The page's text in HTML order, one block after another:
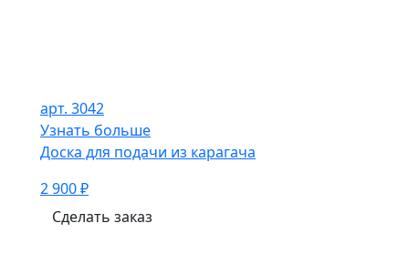
арт. 3042
Узнать больше
Доска для подачи из карагача
2 900 ₽
Сделать заказ